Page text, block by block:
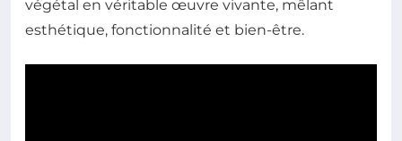
végétal en véritable œuvre vivante, mêlant
esthétique, fonctionnalité et bien-être.